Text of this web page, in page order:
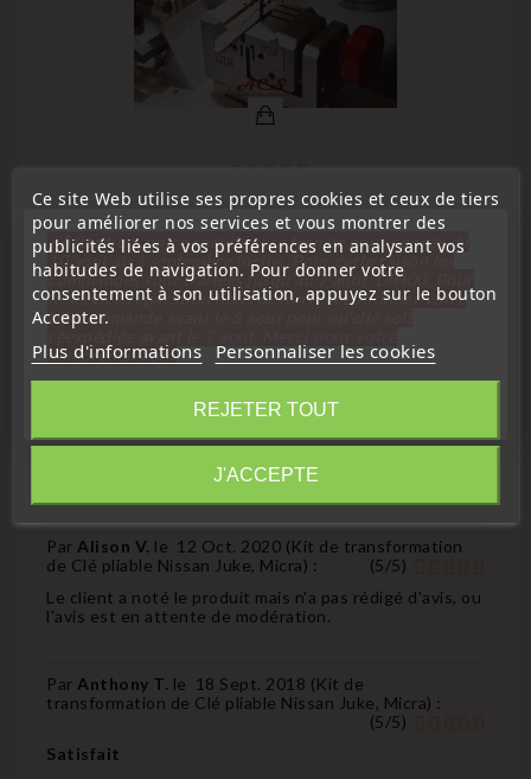
5 ) sur
Service de taille
Service De Taille De Clé Automobile Clé Plate, Clé À Vague
16,99 €Prix
Avis
Par Alison V. le 12 Oct. 2020 (Kit de transformation
de Clé pliable Nissan Juke, Micra) : (5/5)
Le client a noté le produit mais n'a pas rédigé d'avis, ou
l'avis est en attente de modération.
Par Anthony T. le 18 Sept. 2018 (Kit de
transformation de Clé pliable Nissan Juke, Micra) :
(5/5)
Satisfait
Ce site Web utilise ses propres cookies et ceux de tiers
pour améliorer nos services et vous montrer des
publicités liées à vos préférences en analysant vos
habitudes de navigation. Pour donner votre
consentement à son utilisation, appuyez sur le bouton
Accepter.
Plus d'informations Personnaliser les cookies
REJETER TOUT
J'ACCEPTE
« Attention, notre société sera fermée pour congés du
10 aout au 1 septembre inclus. Pour cette raison les
commandes sont traitées jusqu'au 7 aout 14H00. Pour
le service réparation nous devons réceptionner votre
télécommande avant le 6 aout pour qu'elle soit
compréhension»
Fermer
Information